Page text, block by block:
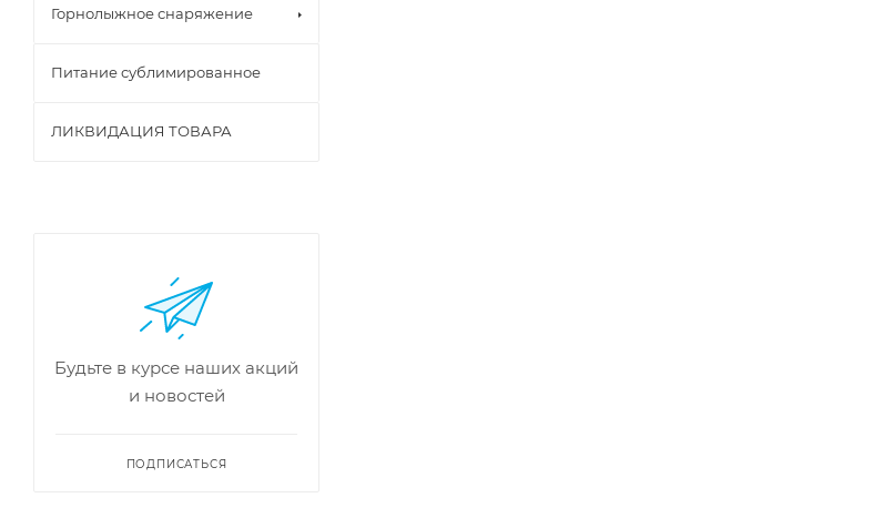
Горнолыжное снаряжение
Питание сублимированное
ЛИКВИДАЦИЯ ТОВАРА
Будьте в курсе наших акций
и новостей
ПОДПИСАТЬСЯ